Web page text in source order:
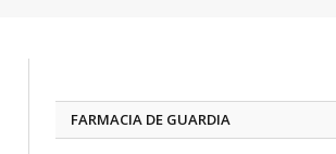
FARMACIA DE GUARDIA